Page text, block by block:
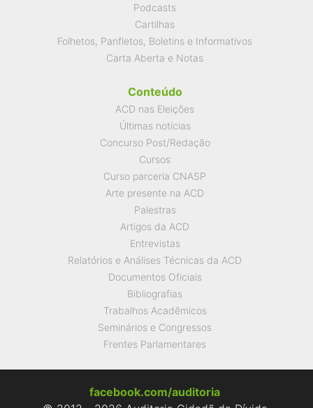
Podcasts
Cartilhas
Folhetos, Panfletos, Boletins e Informativos
Carta Aberta e Notas
Conteúdo
ACD nas Eleições
Últimas notícias
Concurso Post/Redação
Cursos
Curso parceria CNASP
Arte presente na ACD
Palestras
Artigos da ACD
Entrevistas
Relatórios e Análises Técnicas da ACD
Documentos Oficiais
Bibliografias
Trabalhos Acadêmicos
Seminários e Congressos
Frentes Parlamentares
facebook.com/auditoria